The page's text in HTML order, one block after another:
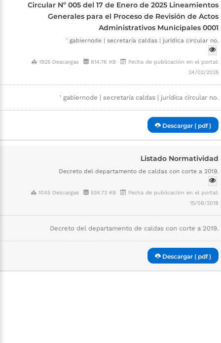
Circular Nº 005 del 17 de Enero de 2025 Lineamientos
Generales para el Proceso de Revisión de Actos
Administrativos Municipales 0001
' gabiernode | secretaría caldas | jurídica circular no.
1925 Descargas 814.76 KB
Fecha de publicación en el portal:
24/02/2025
' gabiernode | secretaría caldas | jurídica circular no.
Descargar ( pdf )
Listado Normatividad
Decreto del departamento de caldas con corte a 2019.
1045 Descargas 534.73 KB
Fecha de publicación en el portal:
15/08/2019
Decreto del departamento de caldas con corte a 2019.
Descargar ( pdf )